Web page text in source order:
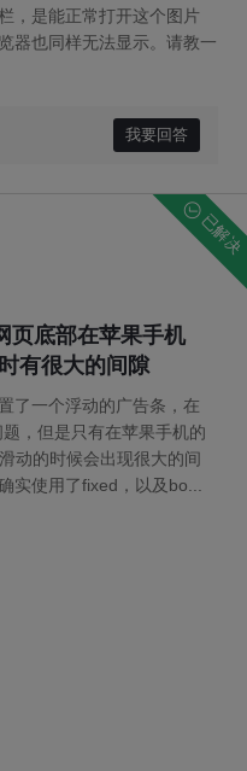
，是能正常打开这个图片
器也同样无法显示。请教一
我要回答
已解决
页底部在苹果手机
有很大的间隙
了一个浮动的广告条，在
，但是只有在苹果手机的
动的时候会出现很大的间
实使用了fixed，以及bo...